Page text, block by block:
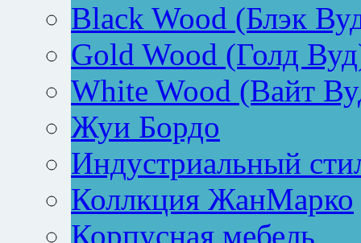
Black Wood (Блэк
Gold Wood (Голд
White Wood (Вайт
Жуи Бордо
Индустриальный
Коллкция ЖанМарко
Корпусная мебель